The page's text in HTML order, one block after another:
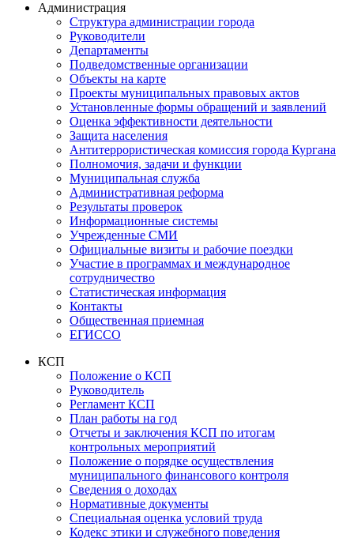
Администрация
Структура администрации города
Руководители
Департаменты
Подведомственные организации
Объекты на карте
Проекты муниципальных правовых актов
Установленные формы обращений и заявлений
Оценка эффективности деятельности
Защита населения
Антитеррористическая комиссия города Кургана
Полномочия, задачи и функции
Муниципальная служба
Административная реформа
Результаты проверок
Информационные системы
Учрежденные СМИ
Официальные визиты и рабочие поездки
Участие в программах и международное
сотрудничество
Статистическая информация
Контакты
Общественная приемная
ЕГИССО
КСП
Положение о КСП
Руководитель
Регламент КСП
План работы на год
Отчеты и заключения КСП по итогам
контрольных мероприятий
Положение о порядке осуществления
муниципального финансового контроля
Сведения о доходах
Нормативные документы
Специальная оценка условий труда
Кодекс этики и служебного поведения